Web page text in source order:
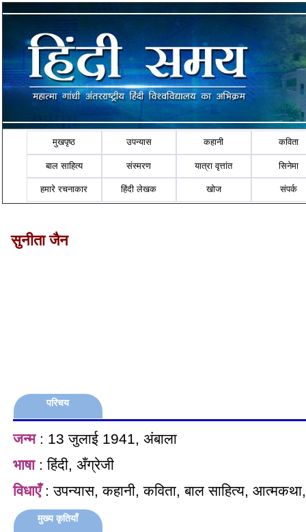
मुखपृष्ठ उपन्यास कहानी कविता
बाल साहित्य संस्मरण यात्रा वृत्तांत सिनेमा
हमारे रचनाकार हिंदी लेखक खोज संपर्क
सुनीता जैन
परिचय
जन्म: 13 जुलाई 1941, अंबाला
भाषा: हिंदी, अँग्रेजी
विधाएँ: उपन्यास, कहानी, कविता, बाल साहित्य,
मुख्य कृतियाँ